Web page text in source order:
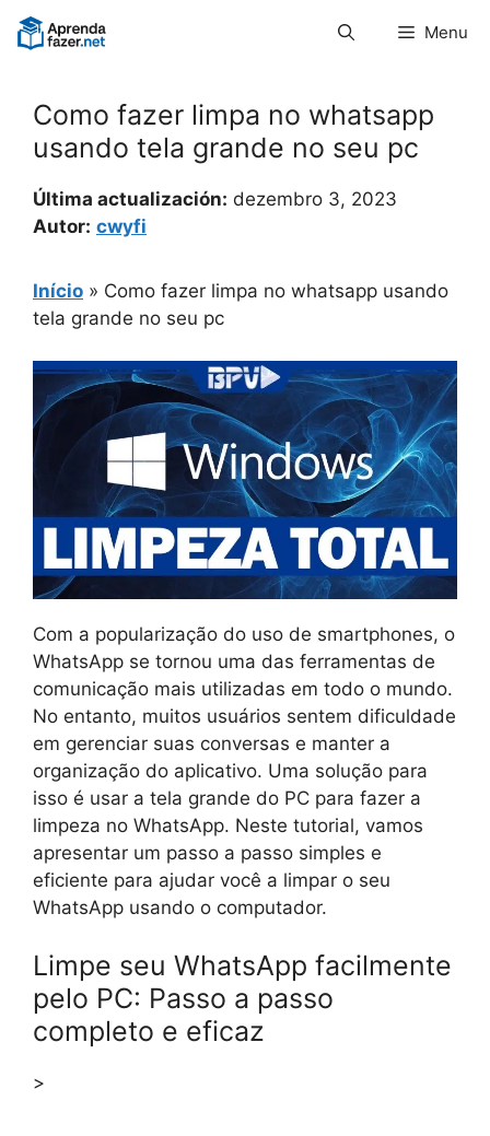
Pular
para
Menu
Como fazer limpa no whatsapp
usando tela grande no seu pc
Última actualización: dezembro 3, 2023
Autor: cwyfi
Início » Como fazer limpa no whatsapp usando
tela grande no seu pc
Com a popularização do uso de smartphones, o
WhatsApp se tornou uma das ferramentas de
comunicação mais utilizadas em todo o mundo.
No entanto, muitos usuários sentem dificuldade
em gerenciar suas conversas e manter a
organização do aplicativo. Uma solução para
isso é usar a tela grande do PC para fazer a
limpeza no WhatsApp. Neste tutorial, vamos
apresentar um passo a passo simples e
eficiente para ajudar você a limpar o seu
WhatsApp usando o computador.
Limpe seu WhatsApp facilmente
pelo PC: Passo a passo
completo e eficaz
>